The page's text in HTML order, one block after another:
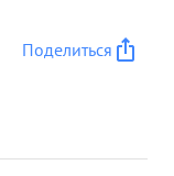
Поделиться